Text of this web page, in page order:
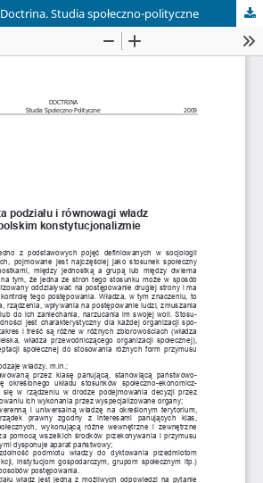
Studia społeczno-polityczne